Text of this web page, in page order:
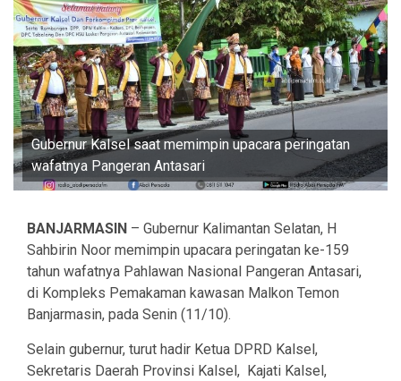
Gubernur Kalsel saat memimpin upacara peringatan
wafatnya Pangeran Antasari
BANJARMASIN – Gubernur Kalimantan Selatan, H
Sahbirin Noor memimpin upacara peringatan ke-159
tahun wafatnya Pahlawan Nasional Pangeran Antasari,
di Kompleks Pemakaman kawasan Malkon Temon
Banjarmasin, pada Senin (11/10).
Selain gubernur, turut hadir Ketua DPRD Kalsel,
Sekretaris Daerah Provinsi Kalsel, Kajati Kalsel,